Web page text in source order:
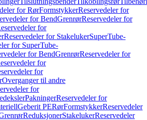
for RørFormstykkerReservedeler for
for BendGrenrørReservedeler for
for
Reservedeler for StakelukerSuperTube-
for SuperTube-
for BendGrenrørReservedeler for
for
for
Overganger til andre
for
PakningerReservedeler for
Geberit PERørFormstykkerReservedeler
ReduksjonerStakelukerReservedeler